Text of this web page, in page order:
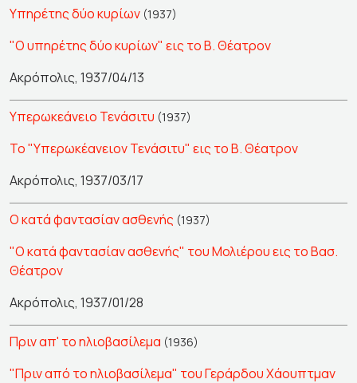
Υπηρέτης δύο κυρίων (1937)
"Ο υπηρέτης δύο κυρίων" εις το Β. Θέατρον
Ακρόπολις, 1937/04/13
Υπερωκεάνειο Τενάσιτυ (1937)
Το "Υπερωκέανειον Τενάσιτυ" εις το Β. Θέατρον
Ακρόπολις, 1937/03/17
Ο κατά φαντασίαν ασθενής (1937)
"Ο κατά φαντασίαν ασθενής" του Μολιέρου εις το Βασ.
Θέατρον
Ακρόπολις, 1937/01/28
Πριν απ' το ηλιοβασίλεμα (1936)
"Πριν από το ηλιοβασίλεμα" του Γεράρδου Χάουπτμαν